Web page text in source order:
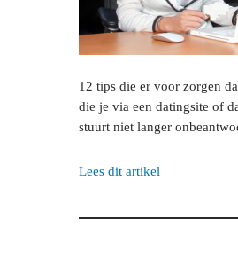
12 tips die er voor zorgen
die je via een datingsite of
stuurt niet langer
Lees dit artikel